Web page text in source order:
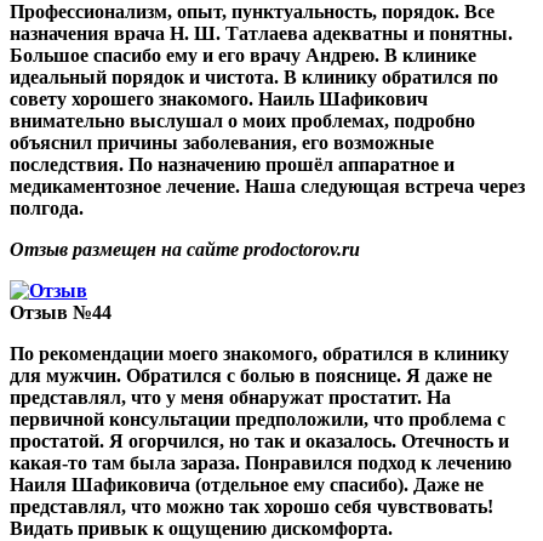
Профессионализм, опыт, пунктуальность, порядок. Все
назначения врача Н. Ш. Татлаева адекватны и понятны.
Большое спасибо ему и его врачу Андрею. В клинике
идеальный порядок и чистота. В клинику обратился по
совету хорошего знакомого. Наиль Шафикович
внимательно выслушал о моих проблемах, подробно
объяснил причины заболевания, его возможные
последствия. По назначению прошёл аппаратное и
медикаментозное лечение. Наша следующая встреча через
полгода.
Отзыв размещен на сайте prodoctorov.ru
Отзыв №44
По рекомендации моего знакомого, обратился в клинику
для мужчин. Обратился с болью в пояснице. Я даже не
представлял, что у меня обнаружат простатит. На
первичной консультации предположили, что проблема с
простатой. Я огорчился, но так и оказалось. Отечность и
какая-то там была зараза. Понравился подход к лечению
Наиля Шафиковича (отдельное ему спасибо). Даже не
представлял, что можно так хорошо себя чувствовать!
Видать привык к ощущению дискомфорта.